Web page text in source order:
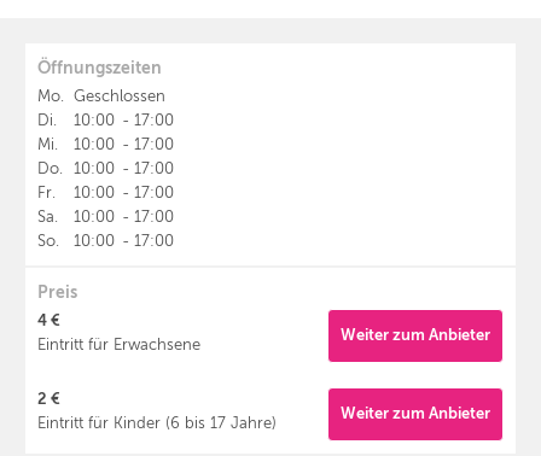
Öffnungszeiten
Mo.
Geschlossen
Di.
10:00 - 17:00
Mi.
10:00 - 17:00
Do.
10:00 - 17:00
Fr.
10:00 - 17:00
Sa.
10:00 - 17:00
So.
10:00 - 17:00
Preis
4 €
Eintritt für Erwachsene
Weiter zum Anbieter
2 €
Eintritt für Kinder (6 bis 17 Jahre)
Weiter zum Anbieter